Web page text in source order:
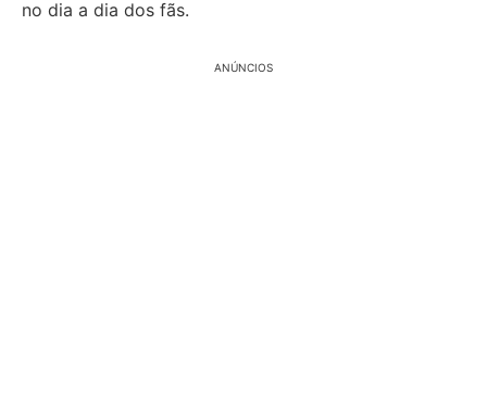
no dia a dia dos fãs.
ANÚNCIOS